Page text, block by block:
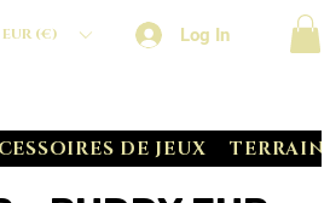
EUR (€) Log In
DE JEUX TERRAIN